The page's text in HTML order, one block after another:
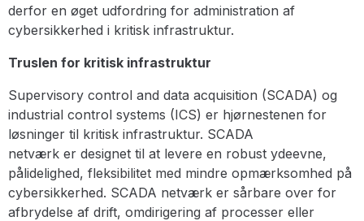
derfor en øget udfordring for administration af
cybersikkerhed i kritisk infrastruktur.
Truslen for kritisk infrastruktur
Supervisory control and data acquisition (SCADA) og
industrial control systems (ICS) er hjørnestenen for
løsninger til kritisk infrastruktur. SCADA
netværk er designet til at levere en robust ydeevne,
pålidelighed, fleksibilitet med mindre opmærksomhed på
cybersikkerhed. SCADA netværk er sårbare over for
afbrydelse af drift, omdirigering af processer eller